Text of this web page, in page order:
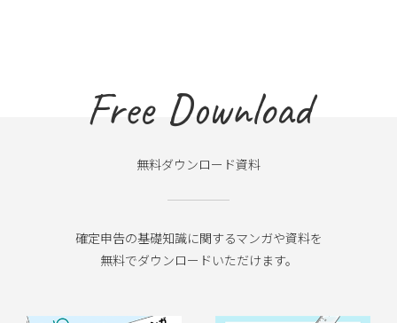
Free Download
無料ダウンロード資料
確定申告の基礎知識に関するマンガや資料を
無料でダウンロードいただけます。